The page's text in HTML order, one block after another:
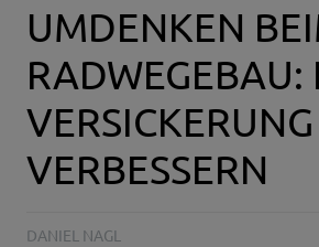
UMDENKEN
RADWEGEBAU:
VERSICKERUNG
VERBESSERN
DANIEL NAGL